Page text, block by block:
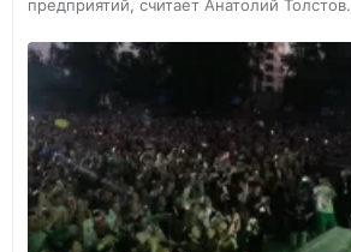
предприятий, считает Анатолий Толстов.